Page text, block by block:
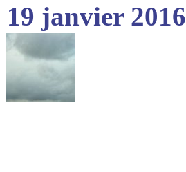
19 janvier 2016